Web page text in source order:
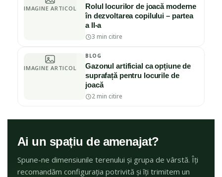
IMAGINE ARTICOL
Rolul locurilor de joacă moderne
în dezvoltarea copilului – partea
a II-a
3 min citire
IMAGINE ARTICOL
BLOG
Gazonul artificial ca opțiune de
suprafață pentru locurile de
joacă
2 min citire
Ai un spațiu de amenajat?
Spune-ne dimensiunile terenului și grupa de vârstă. Îți
recomandăm configurația potrivită și îți trimitem un